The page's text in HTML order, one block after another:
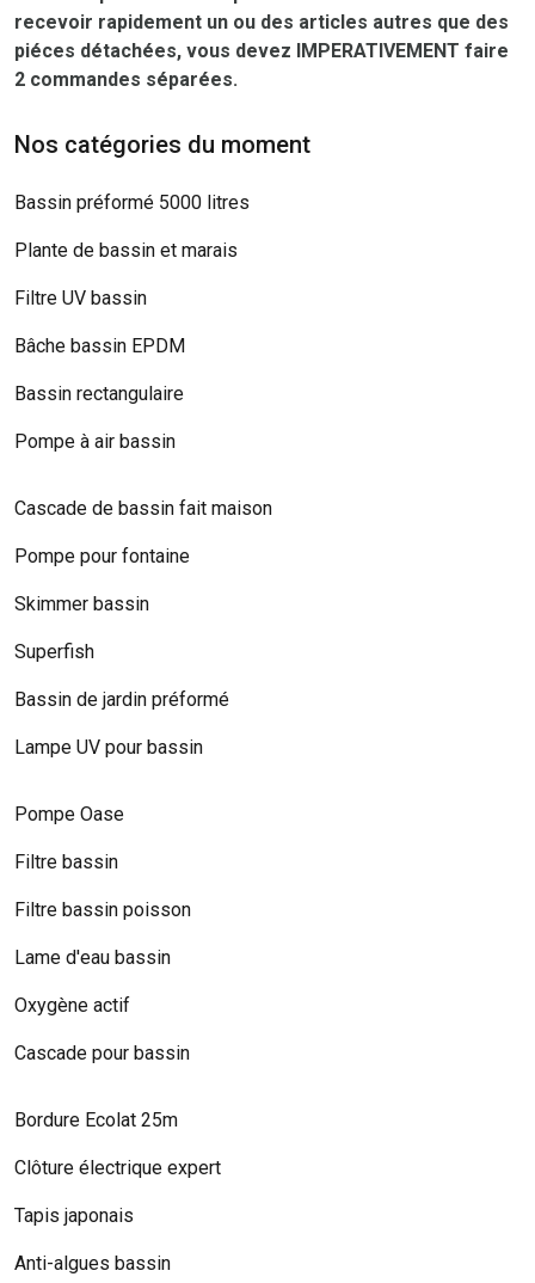
recevoir rapidement un ou des articles autres que des
piéces détachées, vous devez IMPERATIVEMENT faire
2 commandes séparées.
Nos catégories du moment
Bassin préformé 5000 litres
Plante de bassin et marais
Filtre UV bassin
Bâche bassin EPDM
Bassin rectangulaire
Pompe à air bassin
Cascade de bassin fait maison
Pompe pour fontaine
Skimmer bassin
Superfish
Bassin de jardin préformé
Lampe UV pour bassin
Pompe Oase
Filtre bassin
Filtre bassin poisson
Lame d'eau bassin
Oxygène actif
Cascade pour bassin
Bordure Ecolat 25m
Clôture électrique expert
Tapis japonais
Anti-algues bassin